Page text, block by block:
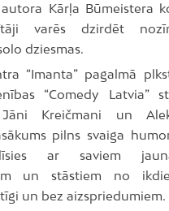
Kārļa Būmeistera
varēs dzirdēt
dziesmas.
“Imanta” pagalmā
“Comedy Latvia”
Kreičmani un
pilns svaiga
ar saviem
un stāstiem no
un bez aizspriedumiem.